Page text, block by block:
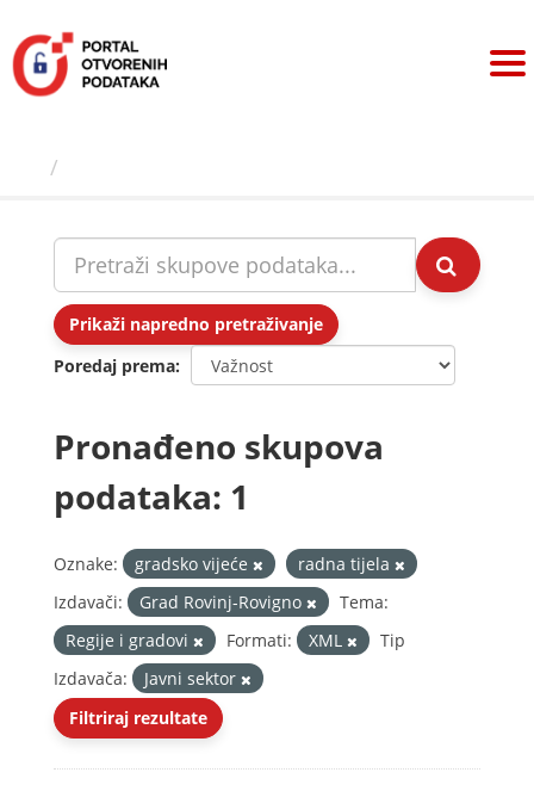
sadržaj
Prikaži napredno pretraživanje
Poredaj prema
Pronađeno skupova
podataka: 1
Oznake: gradsko vijeće
radna tijela
Izdavači:
Grad Rovinj-Rovigno
Tema:
Regije i gradovi
Formati: XML
Tip
Izdavača:
Javni sektor
Filtriraj rezultate